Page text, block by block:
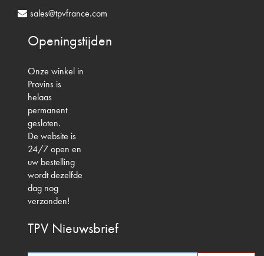
sales@tpvfrance.com
Openingstijden
Onze winkel in
Provins is
helaas
permanent
gesloten.
De website is
24/7 open en
uw bestelling
wordt dezelfde
dag nog
verzonden!
TPV Nieuwsbrief